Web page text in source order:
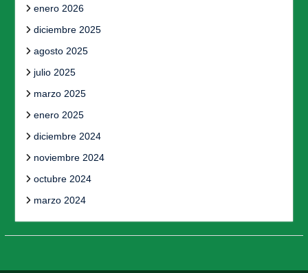
enero 2026
diciembre 2025
agosto 2025
julio 2025
marzo 2025
enero 2025
diciembre 2024
noviembre 2024
octubre 2024
marzo 2024